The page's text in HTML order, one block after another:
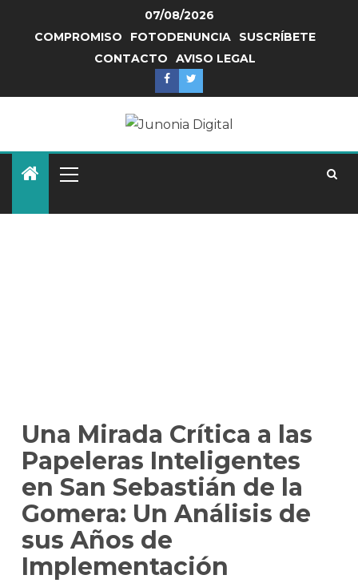
07/08/2026
COMPROMISO
FOTODENUNCIA
SUSCRÍBETE
CONTACTO
AVISO LEGAL
Una Mirada Crítica a las
Papeleras Inteligentes
en San Sebastián de la
Gomera: Un Análisis de
sus Años de
Implementación